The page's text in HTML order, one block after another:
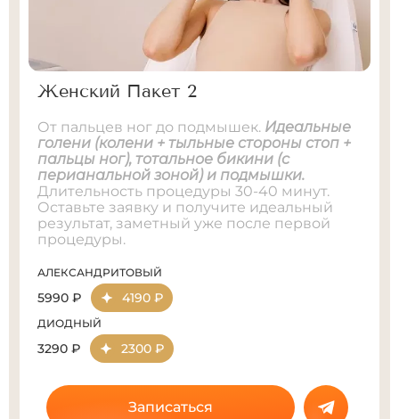
Женский Пакет 2
От пальцев ног до подмышек. Идеальные
голени (колени + тыльные стороны стоп +
пальцы ног), тотальное бикини (с
перианальной зоной) и подмышки.
Длительность процедуры 30-40 минут.
Оставьте заявку и получите идеальный
результат, заметный уже после первой
процедуры.
АЛЕКСАНДРИТОВЫЙ
5990 ₽ 4190 ₽
ДИОДНЫЙ
3290 ₽ 2300 ₽
Записаться